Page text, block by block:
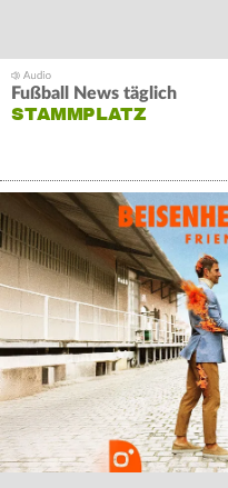
Fußball News täglich
STAMMPLATZ